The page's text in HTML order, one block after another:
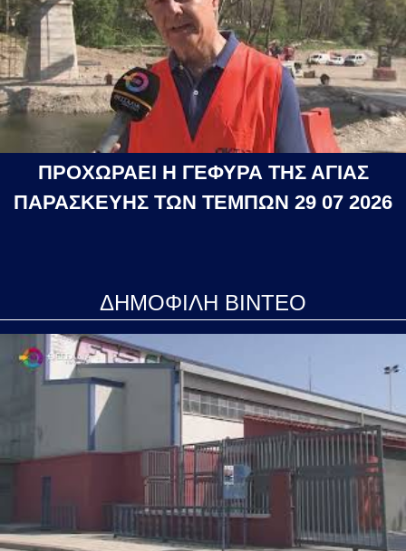
ΠΡΟΧΩΡΑΕΙ Η ΓΕΦΥΡΑ ΤΗΣ ΑΓΙΑΣ
ΠΑΡΑΣΚΕΥΗΣ ΤΩΝ ΤΕΜΠΩΝ 29 07 2026
ΔΗΜΟΦΙΛΗ ΒΙΝΤΕΟ